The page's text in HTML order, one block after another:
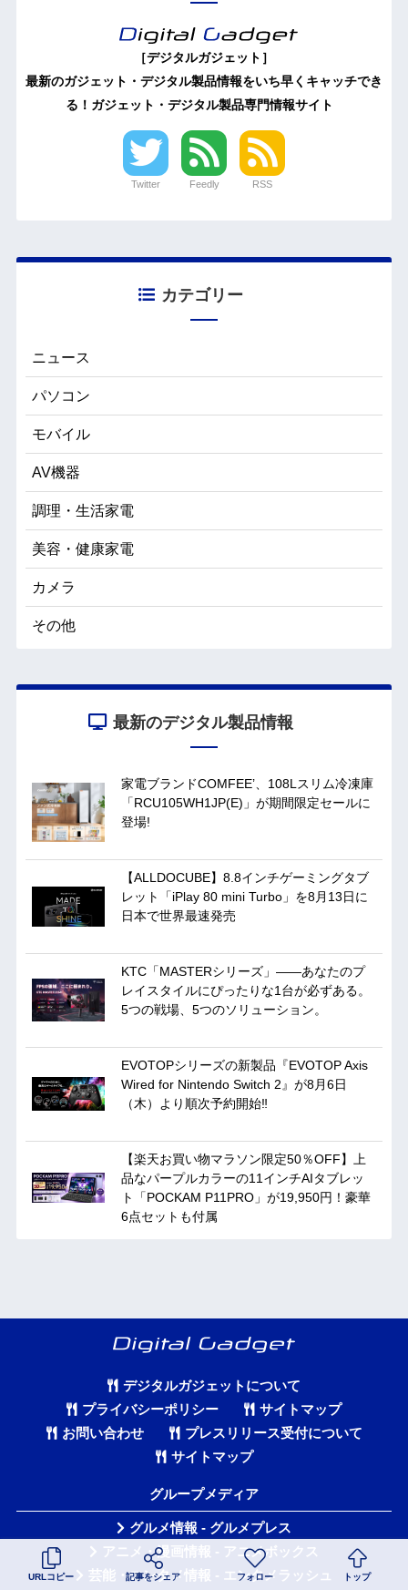
［デジタルガジェット］
最新のガジェット・デジタル製品情報をいち早くキャッチでき
る！ガジェット・デジタル製品専門情報サイト
Twitter Feedly RSS
カテゴリー
ニュース
パソコン
モバイル
AV機器
調理・生活家電
美容・健康家電
カメラ
その他
最新のデジタル製品情報
家電ブランドCOMFEE’、108Lスリム冷凍庫
「RCU105WH1JP(E)」が期間限定セールに
登場!
【ALLDOCUBE】8.8インチゲーミングタブ
レット「iPlay 80 mini Turbo」を8月13日に
日本で世界最速発売
KTC「MASTERシリーズ」――あなたのプ
レイスタイルにぴったりな1台が必ずある。
5つの戦場、5つのソリューション。
EVOTOPシリーズの新製品『EVOTOP Axis
Wired for Nintendo Switch 2』が8月6日
（木）より順次予約開始‼
【楽天お買い物マラソン限定50％OFF】上
品なパープルカラーの11インチAIタブレッ
ト「POCKAM P11PRO」が19,950円！豪華
6点セットも付属
デジタルガジェットについて
プライバシーポリシー
サイトマップ
お問い合わせ
プレスリリース受付について
サイトマップ
グループメディア
グルメ情報 - グルメプレス
アニメ・漫画情報 - アニメボックス
芸能・エンタメ情報 - エンタメラッシュ
URLコピー 記事をシェア フォロー トップ